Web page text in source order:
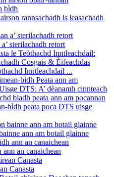
rannsachadh is leasachadh
sterilachadh retort
Inntleachdail ...
bìdh peata poca DTS uisge
ann am botail glainne
an canaichean
Canasta